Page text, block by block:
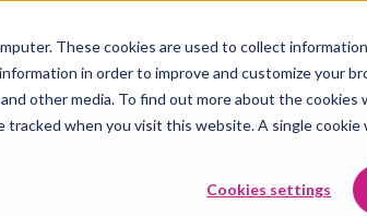
These cookies are used to collect
in order to improve and customize your
other media. To find out more about the cookies
tracked when you visit this website. A single
Cookies settings
Plattform